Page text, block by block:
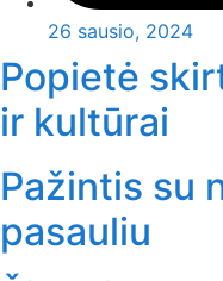
26 sausio, 2024
Popietė
ir kultūrai
Pažintis su
pasauliu